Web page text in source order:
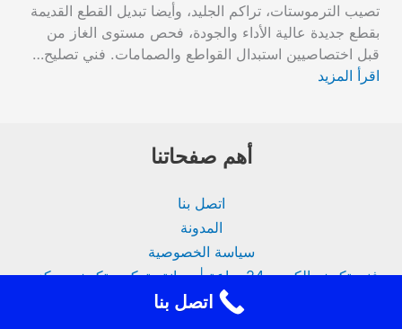
تصيب الترموستات، تراكم الجليد، وأيضا تبديل القطع القديمة
بقطع جديدة عالية الأداء والجودة، فحص مستوى الغاز من
قبل اختصاصيين استبدال القواطع والصمامات. فني تصليح…
اقرأ المزيد
أهم صفحاتنا
اتصل بنا
المدونة
سياسة الخصوصية
فني تكييف الكويت 24 ساعة | صيانة وتركيب تكييف مركزي
من نحن
اتصل بنا